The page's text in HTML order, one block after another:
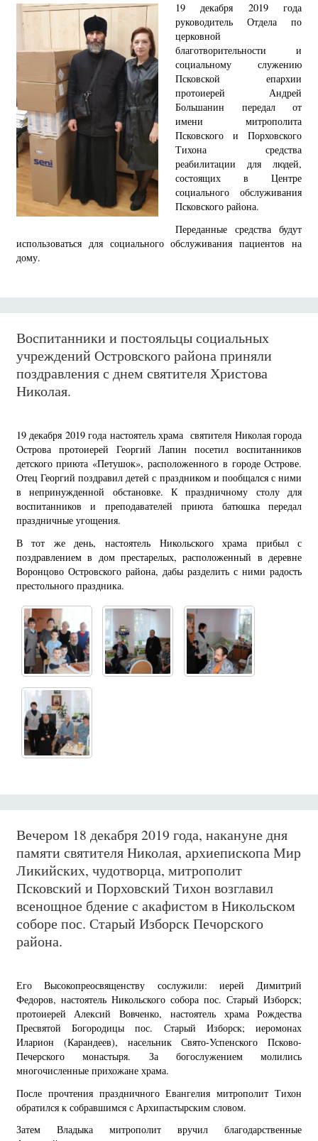
19 декабря 2019 года
руководитель Отдела по
церковной
благотворительности и
социальному служению
Псковской епархии
протоиерей Андрей
Большанин передал от
имени митрополита
Псковского и Порховского
Тихона средства
реабилитации для людей,
состоящих в Центре
социального обслуживания
Псковского района.
Переданные средства будут
использоваться для социального обслуживания пациентов на
дому.
Воспитанники и постояльцы социальных
учреждений Островского района приняли
поздравления с днем святителя Христова
Николая.
19 декабря 2019 года настоятель храма святителя Николая города
Острова протоиерей Георгий Лапин посетил воспитанников
детского приюта «Петушок», расположенного в городе Острове.
Отец Георгий поздравил детей с праздником и пообщался с ними
в непринужденной обстановке. К праздничному столу для
воспитанников и преподавателей приюта батюшка передал
праздничные угощения.
В тот же день, настоятель Никольского храма прибыл с
поздравлением в дом престарелых, расположенный в деревне
Воронцово Островского района, дабы разделить с ними радость
престольного праздника.
Вечером 18 декабря 2019 года, накануне дня
памяти святителя Николая, архиепископа Мир
Ликийских, чудотворца, митрополит
Псковский и Порховский Тихон возглавил
всенощное бдение с акафистом в Никольском
соборе пос. Старый Изборск Печорского
района.
Его Высокопреосвященству сослужили: иерей Димитрий
Федоров, настоятель Никольского собора пос. Старый Изборск;
протоиерей Алексий Вовченко, настоятель храма Рождества
Пресвятой Богородицы пос. Старый Изборск; иеромонах
Иларион (Карандеев), насельник Свято-Успенского Псково-
Печерского монастыря. За богослужением молились
многочисленные прихожане храма.
После прочтения праздничного Евангелия митрополит Тихон
обратился к собравшимся с Архипастырским словом.
Затем Владыка митрополит вручил благодарственные